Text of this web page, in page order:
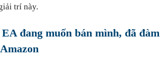
trí này.
đang muốn bán mình, đã đàm